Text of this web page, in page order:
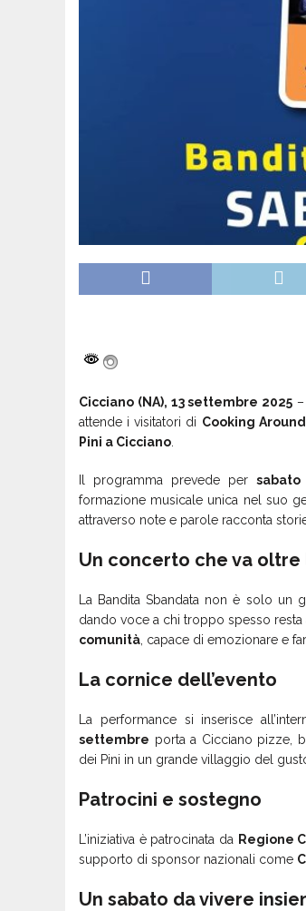
Cicciano (NA), 13 settembre 2025
attende i visitatori di Cooking Around
Pini a Cicciano
Il programma prevede per
formazione musicale unica nel suo
attraverso note e parole racconta
Un concerto che va oltre
La Bandita Sbandata non è solo
dando voce a chi troppo spesso
comunità , capace di emozionare e
La cornice dell’evento
La performance si inserisce
settembre porta a Cicciano pizze,
dei Pini in un grande villaggio del
Patrocini e sostegno
L’iniziativa è patrocinata da Regione
supporto di sponsor nazionali come
Un sabato da vivere